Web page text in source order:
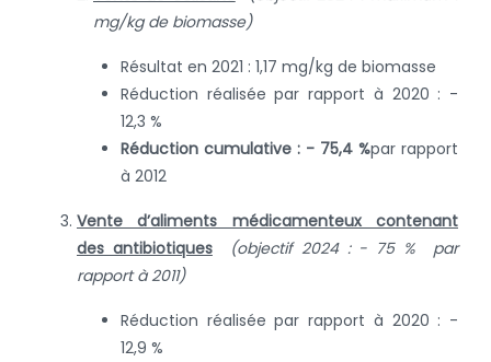
mg/kg de biomasse)
Résultat en 2021 : 1,17 mg/kg de biomasse
Réduction réalisée par rapport à 2020 : -
12,3 %
Réduction cumulative : - 75,4 %par rapport
à 2012
Vente d’aliments médicamenteux contenant
des antibiotiques
(objectif 2024 : - 75 % par
rapport à 2011)
Réduction réalisée par rapport à 2020 : -
12,9 %